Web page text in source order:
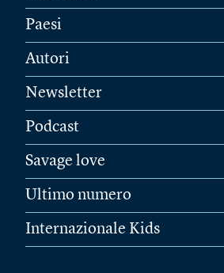
Paesi
Autori
Newsletter
Podcast
Savage love
Ultimo numero
Internazionale Kids